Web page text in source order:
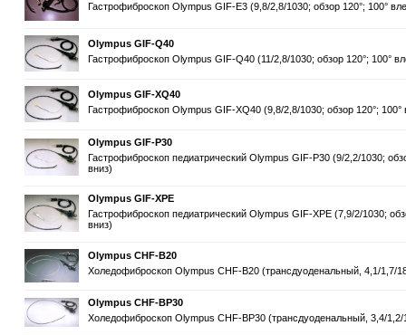
Гастрофиброскоп Olympus GIF-E3 (9,8/2,8/1030; обзор 120°; 100°
Olympus GIF-Q40
Гастрофиброскоп Olympus GIF-Q40 (11/2,8/1030; обзор 120°; 100°
Olympus GIF-XQ40
Гастрофиброскоп Olympus GIF-XQ40 (9,8/2,8/1030; обзор 120°; 100°
Olympus GIF-P30
Гастрофиброскоп педиатрический Olympus GIF-P30 (9/2,2/1030;
вниз)
Olympus GIF-XPE
Гастрофиброскоп педиатрический Olympus GIF-XPE (7,9/2/1030;
вниз)
Olympus CHF-B20
Холедофиброскоп Olympus CHF-B20 (трансдуоденальный, 4,1/1,7/
Olympus CHF-BP30
Холедофиброскоп Olympus CHF-BP30 (трансдуоденальный, 3,4/1,2/